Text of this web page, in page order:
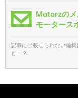
Motorzのメ
モータース
記事には載せられない編
も！？